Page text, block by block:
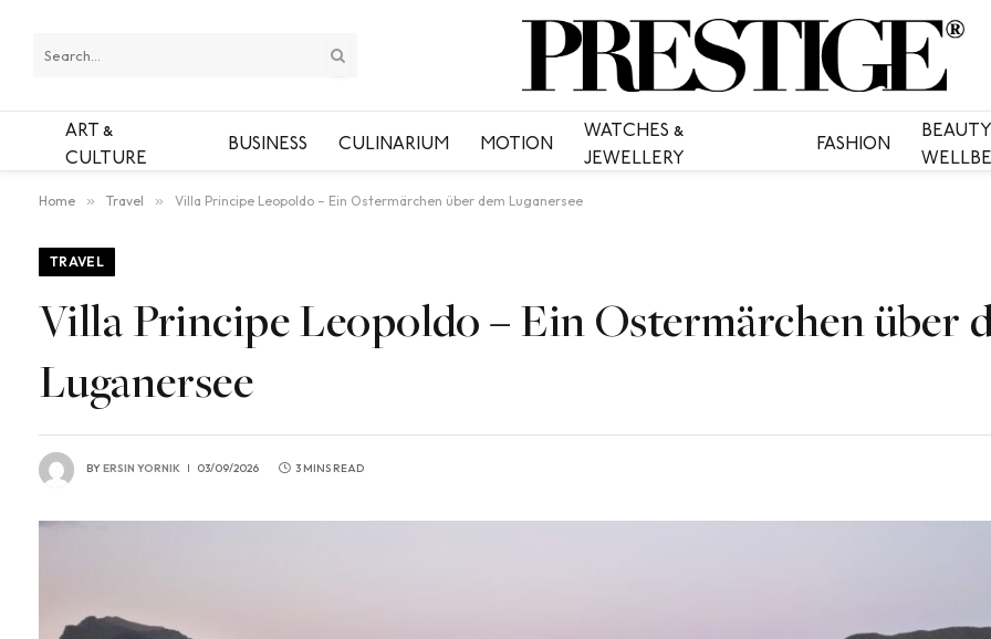
ART &
CULTURE
BUSINESS CULINARIUM MOTION
WATCHES &
JEWELLERY
FASHION
Home » Travel » Villa Principe Leopoldo – Ein Ostermärchen über dem Luganersee
TRAVEL
Villa Principe Leopoldo – Ein Ostermärchen über
Luganersee
BYERSIN YORNIK 03/09/2026 3 MINS READ